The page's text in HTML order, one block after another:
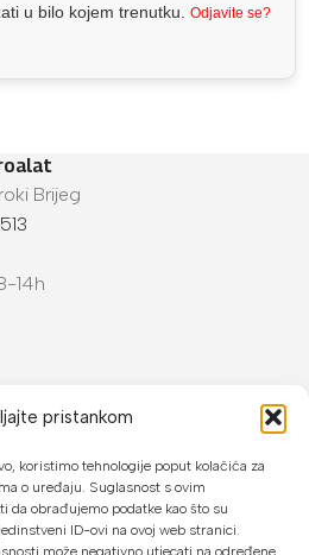
pristankom
koristimo tehnologije poput kolačića za
o uređaju. Suglasnost s ovim
da obrađujemo podatke kao što su
ID-ovi na ovoj web stranici.
može negativno utjecati na određene
u bilo kojem trenutku. Odjavite se?
Brijeg
14h
platiti:
ili do 24 rate